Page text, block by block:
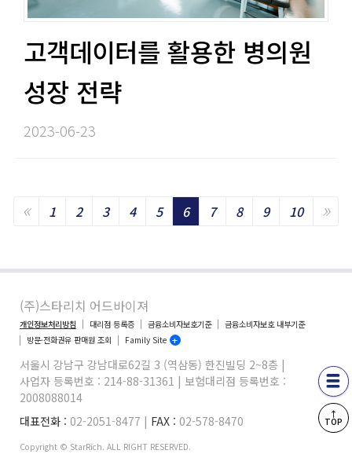
고객데이터를 활용한 병의원
성장 전략​​
2023-06-23​
«Previous
1 2 3 4 5 6 7 8 9 10 »
(주)스타리치 어드바이져
개인정보처리방침 대리점 등록증 금융소비자보호기준
금융소비자보호 내부기준
방문·전화권유 판매원 조회
Family Site
서울시 강남구 강남대로62길 3 (역삼동) 한진빌딩 2~8층 |
사업자 등록번호 : 214-88-31361 | 보험대리점 등록번호 :
2008088014
대표전화 : 02-2051-8477 | FAX : 02-578-8470
Copyright © StarRich. ALL RIGHT RESERVED.
↑
TOP